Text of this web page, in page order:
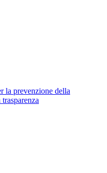
la prevenzione della